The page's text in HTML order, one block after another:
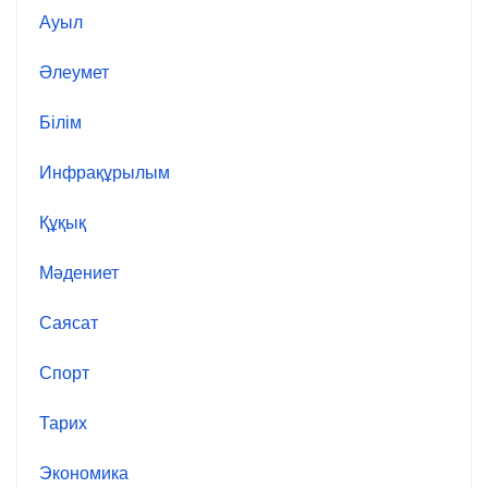
Ауыл
Әлеумет
Білім
Инфрақұрылым
Құқық
Мәдениет
Саясат
Спорт
Тарих
Экономика